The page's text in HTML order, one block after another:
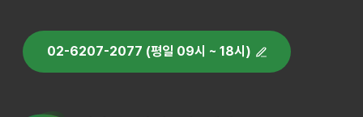
02-6207-2077 (평일 09시 ~ 18시)